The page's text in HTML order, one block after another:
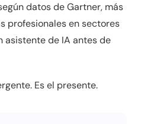
datos de Gartner, más
profesionales en sectores
asistente de IA antes de
Es el presente.